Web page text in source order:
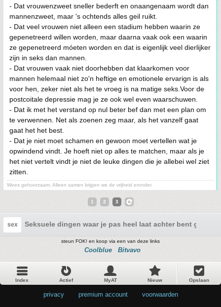
- Dat vrouwenzweet sneller bederft en onaangenaam wordt dan
mannenzweet, maar 's ochtends alles geil ruikt.
- Dat veel vrouwen niet alleen een stadium hebben waarin ze
gepenetreerd willen worden, maar daarna vaak ook een waarin
ze gepenetreerd móeten worden en dat is eigenlijk veel dierlijker
zijn in seks dan mannen.
- Dat vrouwen vaak niet doorhebben dat klaarkomen voor
mannen helemaal niet zo'n heftige en emotionele ervarign is als
voor hen, zeker niet als het te vroeg is na matige seks.Voor de
postcoitale depressie mag je ze ook wel even waarschuwen.
- Dat ik met het verstand op nul beter bef dan met een plan om
te verwennen. Net als zoenen zeg maar, als het vanzelf gaat
gaat het het best.
- Dat je niet moet schamen en gewoon moet vertellen wat je
opwindend vindt. Je hoeft niet op alles te matchen, maar als je
het niet vertelt vindt je niet de leuke dingen die je allebei wel ziet
zitten.
Wees gehoorzaam. Alleen samen krijgen we de vrijheid eronder.
1 2 3
sex Seksuele dingen waar je pas heel laat achter bent
steun FOK! en koop via een van deze links
Coolblue Bitvavo
Index Actief MyAT Nieuw Opslaan
privacy premium account voorwaarden